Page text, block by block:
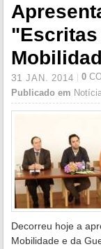
31 JAN. 2014 0
Publicado em
Decorreu hoje a
Mobilidade e da